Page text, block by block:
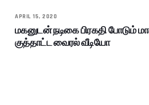
APRIL 15, 2020
மகனுடன் நடிகை பிரகதி போடும்
குத்தாட்ட வைரல் வீடியோ